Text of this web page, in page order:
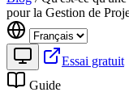
pour la Gestion de
Essai gratuit
Guide